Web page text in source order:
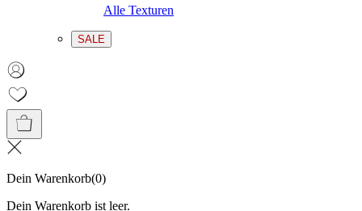
Alle Texturen
SALE
Dein Warenkorb(0)
Dein Warenkorb ist leer.